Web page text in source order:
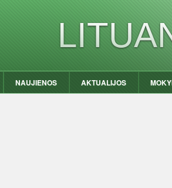
NAUJIENOS AKTUALIJOS